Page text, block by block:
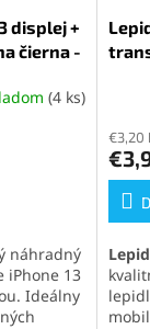
displej +
čierna -
(4 ks)
náhradný
iPhone 13
Ideálny
je
5,0
5
€3,20